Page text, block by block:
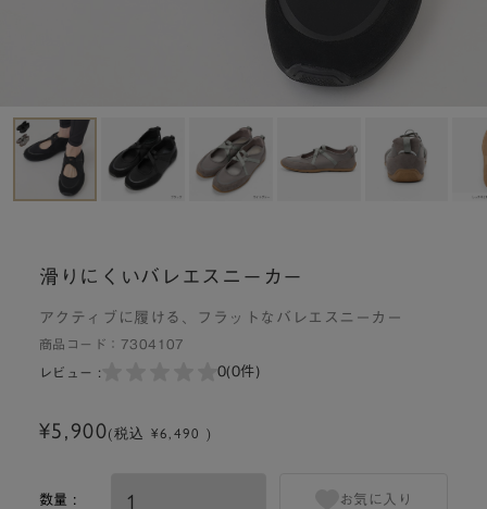
滑りにくいバレエスニーカー
アクティブに履ける、フラットなバレエスニーカー
商品コード： 7304107
レビュー : 0(0件)
¥5,900(税込 ¥6,490 )
数量 : お気に入り